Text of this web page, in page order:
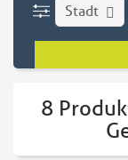
Stadt
8